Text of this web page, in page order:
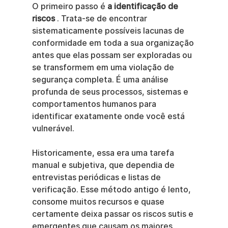
O primeiro passo é a identificação de
riscos . Trata-se de encontrar
sistematicamente possíveis lacunas de
conformidade em toda a sua organização
antes que elas possam ser exploradas ou
se transformem em uma violação de
segurança completa. É uma análise
profunda de seus processos, sistemas e
comportamentos humanos para
identificar exatamente onde você está
vulnerável.
Historicamente, essa era uma tarefa
manual e subjetiva, que dependia de
entrevistas periódicas e listas de
verificação. Esse método antigo é lento,
consome muitos recursos e quase
certamente deixa passar os riscos sutis e
emergentes que causam os maiores